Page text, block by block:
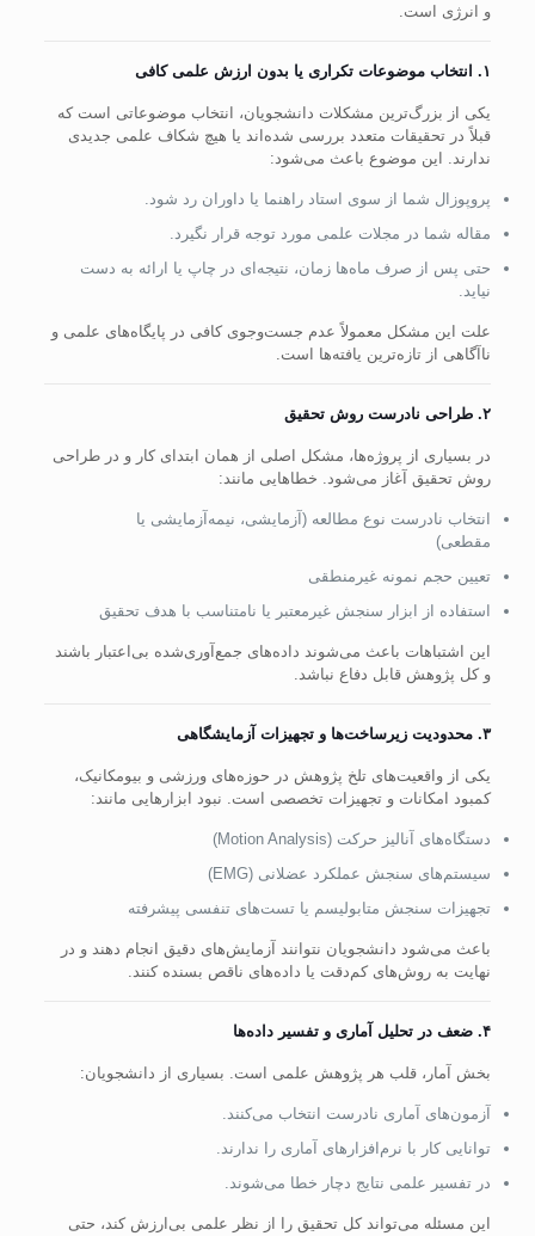
و انرژی است.
۱. انتخاب موضوعات تکراری یا بدون ارزش علمی کافی
یکی از بزرگ‌ترین مشکلات دانشجویان، انتخاب موضوعاتی است که
قبلاً در تحقیقات متعدد بررسی شده‌اند یا هیچ شکاف علمی جدیدی
ندارند. این موضوع باعث می‌شود:
پروپوزال شما از سوی استاد راهنما یا داوران رد شود.
مقاله شما در مجلات علمی مورد توجه قرار نگیرد.
حتی پس از صرف ماه‌ها زمان، نتیجه‌ای در چاپ یا ارائه به دست
نیاید.
علت این مشکل معمولاً عدم جست‌وجوی کافی در پایگاه‌های علمی و
ناآگاهی از تازه‌ترین یافته‌ها است.
۲. طراحی نادرست روش تحقیق
در بسیاری از پروژه‌ها، مشکل اصلی از همان ابتدای کار و در طراحی
روش تحقیق آغاز می‌شود. خطاهایی مانند:
انتخاب نادرست نوع مطالعه (آزمایشی، نیمه‌آزمایشی یا
مقطعی)
تعیین حجم نمونه غیرمنطقی
استفاده از ابزار سنجش غیرمعتبر یا نامتناسب با هدف تحقیق
این اشتباهات باعث می‌شوند داده‌های جمع‌آوری‌شده بی‌اعتبار باشند
و کل پژوهش قابل دفاع نباشد.
۳. محدودیت زیرساخت‌ها و تجهیزات آزمایشگاهی
یکی از واقعیت‌های تلخ پژوهش در حوزه‌های ورزشی و بیومکانیک،
کمبود امکانات و تجهیزات تخصصی است. نبود ابزارهایی مانند:
دستگاه‌های آنالیز حرکت (Motion Analysis)
سیستم‌های سنجش عملکرد عضلانی (EMG)
تجهیزات سنجش متابولیسم یا تست‌های تنفسی پیشرفته
باعث می‌شود دانشجویان نتوانند آزمایش‌های دقیق انجام دهند و در
نهایت به روش‌های کم‌دقت یا داده‌های ناقص بسنده کنند.
۴. ضعف در تحلیل آماری و تفسیر داده‌ها
بخش آمار، قلب هر پژوهش علمی است. بسیاری از دانشجویان:
آزمون‌های آماری نادرست انتخاب می‌کنند.
توانایی کار با نرم‌افزارهای آماری را ندارند.
در تفسیر علمی نتایج دچار خطا می‌شوند.
این مسئله می‌تواند کل تحقیق را از نظر علمی بی‌ارزش کند، حتی